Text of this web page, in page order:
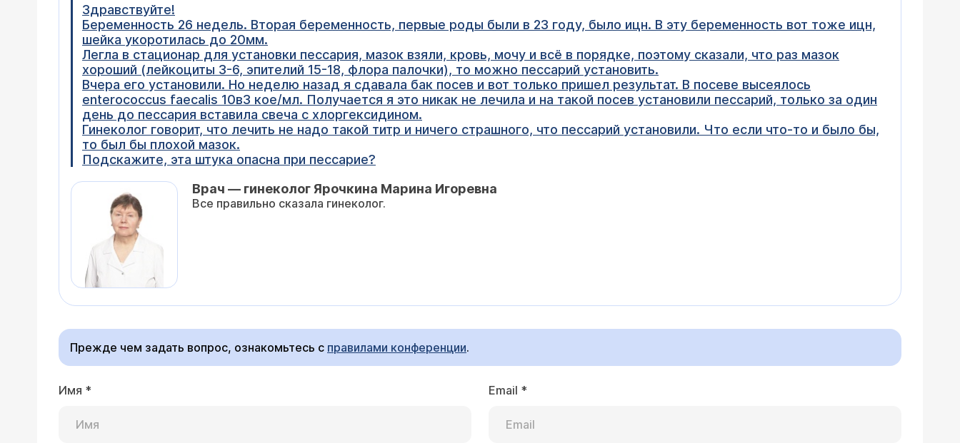
Здравствуйте!
Беременность 26 недель. Вторая беременность, первые роды были в 23 году, было ицн. В эту беременность вот тоже ицн,
шейка укоротилась до 20мм.
Легла в стационар для установки пессария, мазок взяли, кровь, мочу и всё в порядке, поэтому сказали, что раз мазок
хороший (лейкоциты 3-6, эпителий 15-18, флора палочки), то можно пессарий установить.
Вчера его установили. Но неделю назад я сдавала бак посев и вот только пришел результат. В посеве высеялось
enterococcus faecalis 10в3 кое/мл. Получается я это никак не лечила и на такой посев установили пессарий, только за один
день до пессария вставила свеча с хлоргексидином.
Гинеколог говорит, что лечить не надо такой титр и ничего страшного, что пессарий установили. Что если что-то и было бы,
то был бы плохой мазок.
Подскажите, эта штука опасна при пессарие?
Врач — гинеколог Ярочкина Марина Игоревна
Все правильно сказала гинеколог.
Прежде чем задать вопрос, ознакомьтесь с правилами конференции.
Имя * Email *